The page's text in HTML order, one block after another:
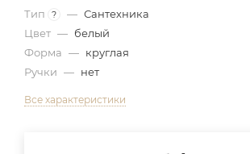
Тип
? — Сантехника
Цвет — белый
Форма — круглая
Ручки — нет
Все характеристики